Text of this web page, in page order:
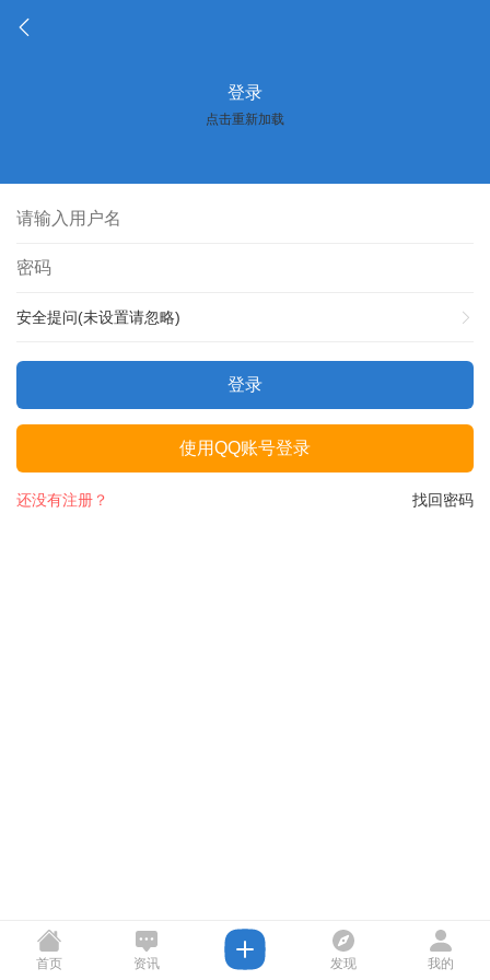
登录
点击重新加载
安全提问(未设置请忽略)
登录
使用QQ账号登录
找回密码
还没有注册？
首页 资讯 发现 我的